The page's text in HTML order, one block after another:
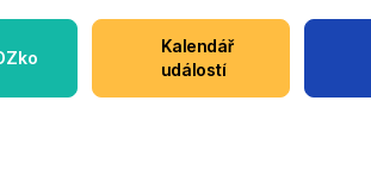
Kalendář
událostí